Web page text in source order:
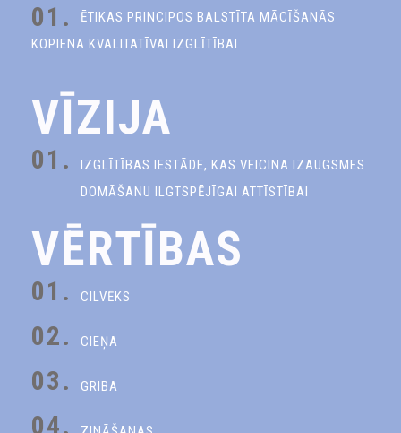
01.
ĒTIKAS PRINCIPOS BALSTĪTA MĀCĪŠANĀS
KOPIENA KVALITATĪVAI IZGLĪTĪBAI
VĪZIJA
01.
IZGLĪTĪBAS IESTĀDE, KAS VEICINA IZAUGSMES
DOMĀŠANU ILGTSPĒJĪGAI ATTĪSTĪBAI
VĒRTĪBAS
01. CILVĒKS
02. CIEŅA
03. GRIBA
04.